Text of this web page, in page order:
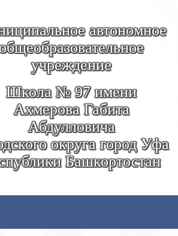
автономное
учреждение
Школа № 97 имени
Ахмерова Габита
Абдулловича
округа город Уфа
Башкортостан